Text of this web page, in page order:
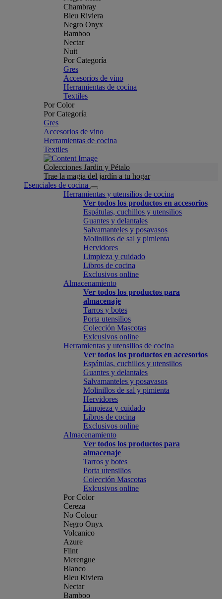
Chambray
Bleu Riviera
Negro Onyx
Bamboo
Nectar
Nuit
Por Categoría
Gres
Accesorios de vino
Herramientas de cocina
Textiles
Por Color
Por Categoría
Gres
Accesorios de vino
Herramientas de cocina
Textiles
Colecciones Jardin y Pétalo
Trae la magia del jardín a tu hogar
Esenciales de cocina
Herramientas y utensilios de cocina
Ver todos los productos en accesorios
Espátulas, cuchillos y utensilios
Guantes y delantales
Salvamanteles y posavasos
Molinillos de sal y pimienta
Hervidores
Limpieza y cuidado
Libros de cocina
Exclusivos online
Almacenamiento
Ver todos los productos para
almacenaje
Tarros y botes
Porta utensilios
Colección Mascotas
Exlcusivos online
Herramientas y utensilios de cocina
Ver todos los productos en accesorios
Espátulas, cuchillos y utensilios
Guantes y delantales
Salvamanteles y posavasos
Molinillos de sal y pimienta
Hervidores
Limpieza y cuidado
Libros de cocina
Exclusivos online
Almacenamiento
Ver todos los productos para
almacenaje
Tarros y botes
Porta utensilios
Colección Mascotas
Exlcusivos online
Por Color
Cereza
No Colour
Negro Onyx
Volcanico
Azure
Flint
Merengue
Blanco
Bleu Riviera
Nectar
Bamboo